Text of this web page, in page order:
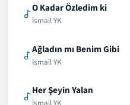
O Kadar Özledim ki
İsmail YK
Ağladın mı Benim Gibi
İsmail YK
Her Şeyin Yalan